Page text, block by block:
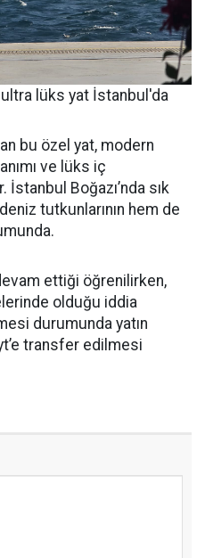
lüks yat İstanbul'da
bu özel yat, modern
ve lüks iç
Boğazı’nda sık
tutkunlarının hem de
ettiği öğrenilirken,
olduğu iddia
durumunda yatın
transfer edilmesi